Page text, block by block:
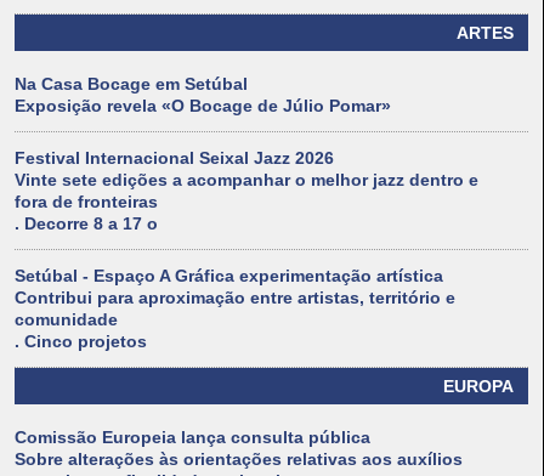
ARTES
Na Casa Bocage em Setúbal
Exposição revela «O Bocage de Júlio Pomar»
Festival Internacional Seixal Jazz 2026
Vinte sete edições a acompanhar o melhor jazz dentro e
fora de fronteiras
. Decorre 8 a 17 o
Setúbal - Espaço A Gráfica experimentação artística
Contribui para aproximação entre artistas, território e
comunidade
. Cinco projetos
EUROPA
Comissão Europeia lança consulta pública
Sobre alterações às orientações relativas aos auxílios